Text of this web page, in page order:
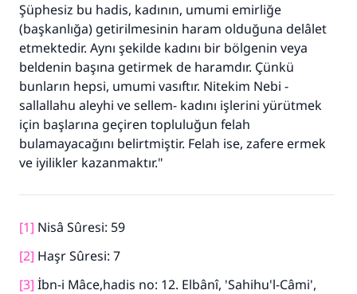
Şüphesiz bu hadis, kadının, umumi emirliğe
(başkanlığa) getirilmesinin haram olduğuna delâlet
etmektedir. Aynı şekilde kadını bir bölgenin veya
beldenin başına getirmek de haramdır. Çünkü
bunların hepsi, umumi vasıftır. Nitekim Nebi -
sallallahu aleyhi ve sellem- kadını işlerini yürütmek
için başlarına geçiren topluluğun felah
bulamayacağını belirtmiştir. Felah ise, zafere ermek
ve iyilikler kazanmaktır."
[1] Nisâ Sûresi: 59
[2] Haşr Sûresi: 7
[3] İbn-i Mâce,hadis no: 12. Elbânî, 'Sahihu'l-Câmi',